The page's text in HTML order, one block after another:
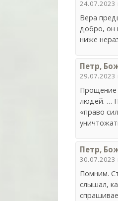
24.07.2023
Вера
добро, он
ниже
Петр,
29.07.2023
Прощение
людей. …
«право
Петр,
30.07.2023
Помним.
слышал,